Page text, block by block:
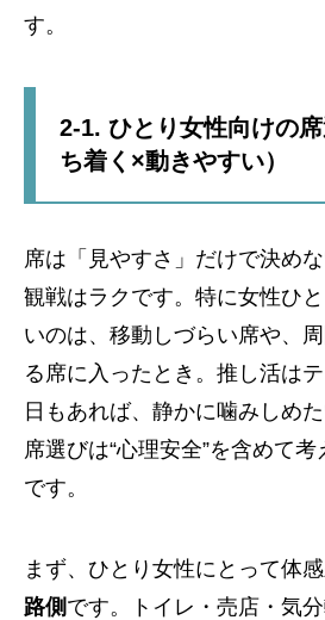
す。
2-1. ひとり女性向けの
ち着く×動きやすい）
席は「見やすさ」だけで決め
観戦はラクです。特に女性ひ
いのは、移動しづらい席や、
る席に入ったとき。推し活は
日もあれば、静かに噛みしめ
席選びは“心理安全”を含めて
です。
まず、ひとり女性にとって体
路側 です。トイレ・売店・気